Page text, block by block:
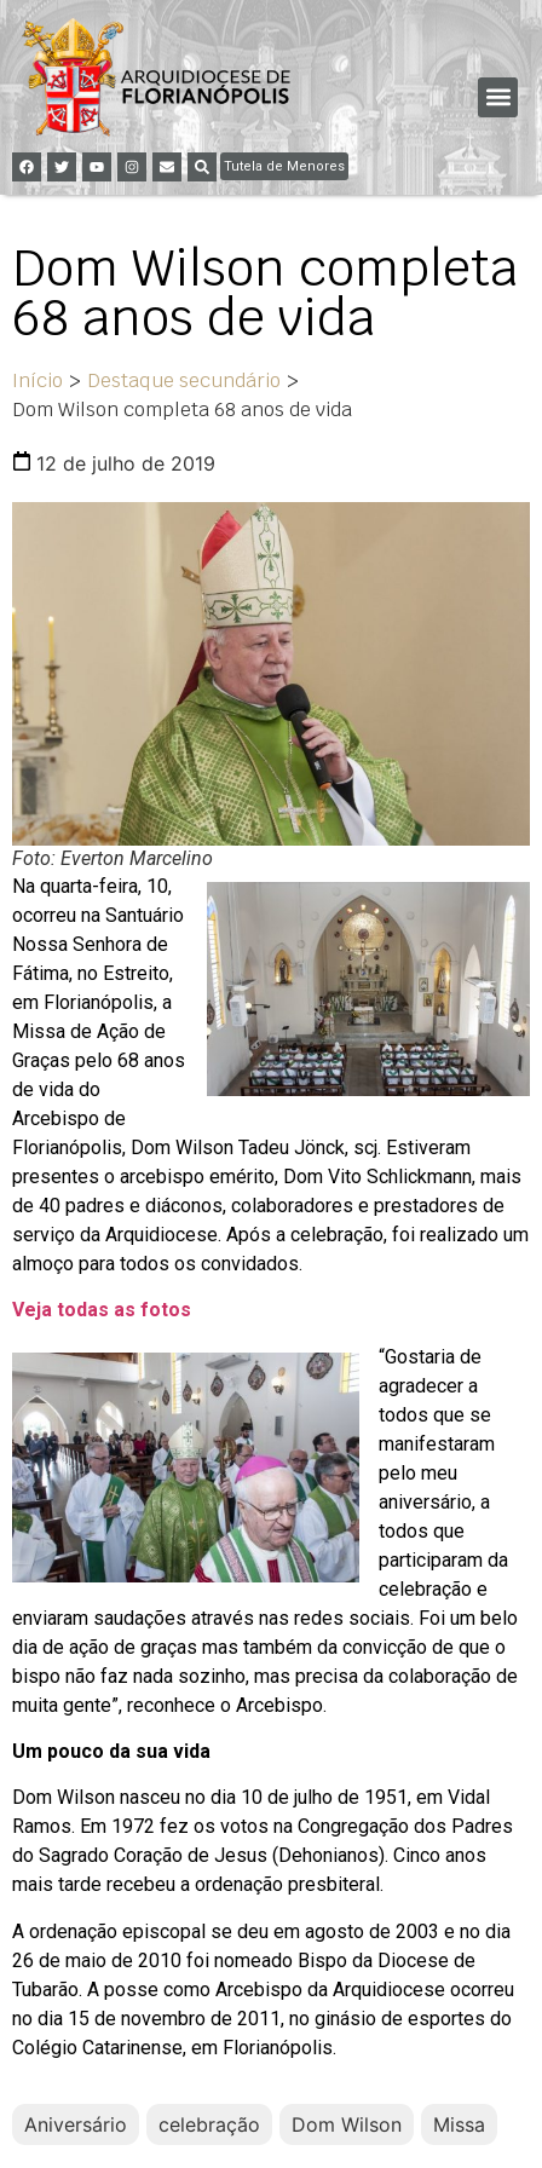
Tutela de Menores
Dom Wilson completa
68 anos de vida
Início > Destaque secundário >
Dom Wilson completa 68 anos de vida
12 de julho de 2019
Foto: Everton Marcelino
Na quarta-feira, 10,
ocorreu na Santuário
Nossa Senhora de
Fátima, no Estreito,
em Florianópolis, a
Missa de Ação de
Graças pelo 68 anos
de vida do
Arcebispo de
Florianópolis, Dom Wilson Tadeu Jönck, scj. Estiveram
presentes o arcebispo emérito, Dom Vito Schlickmann, mais
de 40 padres e diáconos, colaboradores e prestadores de
serviço da Arquidiocese. Após a celebração, foi realizado um
almoço para todos os convidados.
Veja todas as fotos
“Gostaria de
agradecer a
todos que se
manifestaram
pelo meu
aniversário, a
todos que
participaram da
celebração e
enviaram saudações através nas redes sociais. Foi um belo
dia de ação de graças mas também da convicção de que o
bispo não faz nada sozinho, mas precisa da colaboração de
muita gente”, reconhece o Arcebispo.
Um pouco da sua vida
Dom Wilson nasceu no dia 10 de julho de 1951, em Vidal
Ramos. Em 1972 fez os votos na Congregação dos Padres
do Sagrado Coração de Jesus (Dehonianos). Cinco anos
mais tarde recebeu a ordenação presbiteral.
A ordenação episcopal se deu em agosto de 2003 e no dia
26 de maio de 2010 foi nomeado Bispo da Diocese de
Tubarão. A posse como Arcebispo da Arquidiocese ocorreu
no dia 15 de novembro de 2011, no ginásio de esportes do
Colégio Catarinense, em Florianópolis.
Aniversário celebração Dom Wilson Missa